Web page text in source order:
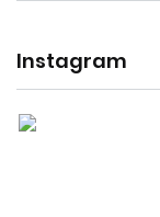
Instagram